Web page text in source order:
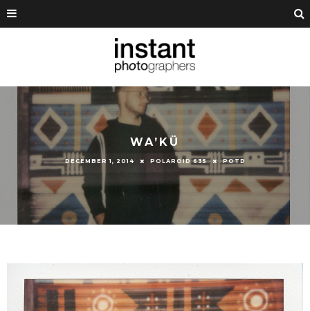
WA’KÜ
DECEMBER 1, 2014 POLAROID 635 POTD